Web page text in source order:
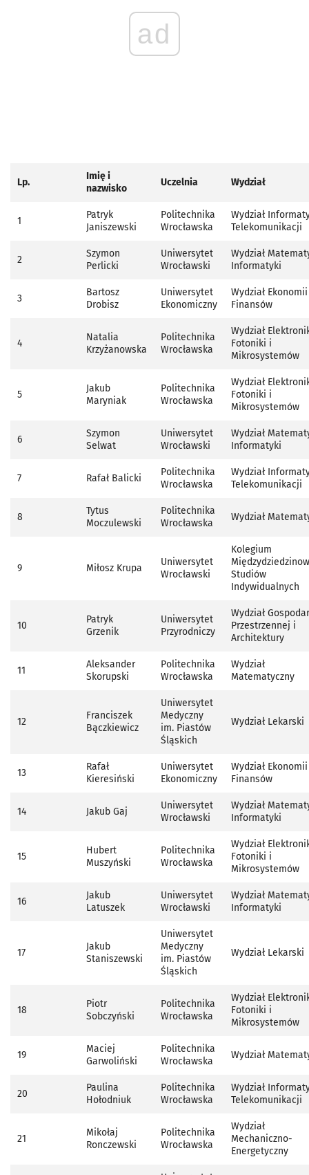
ad
Lp.
Imię i
nazwisko
Uczelnia Wydział
1
Patryk
Janiszewski
Politechnika
Wrocławska
Wydział
Telekomunikacji
2
Szymon
Perlicki
Uniwersytet
Wrocławski
Wydział
Informatyki
3
Bartosz
Drobisz
Uniwersytet
Ekonomiczny
Wydział
Finansów
4
Natalia
Krzyżanowska
Politechnika
Wrocławska
Wydział
Fotoniki i
Mikrosystemów
5
Jakub
Maryniak
Politechnika
Wrocławska
Wydział
Fotoniki i
Mikrosystemów
6
Szymon
Selwat
Uniwersytet
Wrocławski
Wydział
Informatyki
7 Rafał Balicki
Politechnika
Wrocławska
Wydział
Telekomunikacji
8
Tytus
Moczulewski
Politechnika
Wrocławska
Wydział
9 Miłosz Krupa
Uniwersytet
Wrocławski
Kolegium
Studiów
Indywidualnych
10
Patryk
Grzenik
Uniwersytet
Przyrodniczy
Wydział
Przestrzennej i
Architektury
11
Aleksander
Skorupski
Politechnika
Wrocławska
Wydział
Matematyczny
12
Franciszek
Bączkiewicz
Uniwersytet
Medyczny
im. Piastów
Śląskich
Wydział Lekarski
13
Rafał
Kieresiński
Uniwersytet
Ekonomiczny
Wydział
Finansów
14 Jakub Gaj
Uniwersytet
Wrocławski
Wydział
Informatyki
15
Hubert
Muszyński
Politechnika
Wrocławska
Wydział
Fotoniki i
Mikrosystemów
16
Jakub
Latuszek
Uniwersytet
Wrocławski
Wydział
Informatyki
17
Jakub
Staniszewski
Uniwersytet
Medyczny
im. Piastów
Śląskich
Wydział Lekarski
18
Piotr
Sobczyński
Politechnika
Wrocławska
Wydział
Fotoniki i
Mikrosystemów
19
Maciej
Garwoliński
Politechnika
Wrocławska
Wydział
20
Paulina
Hołodniuk
Politechnika
Wrocławska
Wydział
Telekomunikacji
21
Mikołaj
Ronczewski
Politechnika
Wrocławska
Wydział
Mechaniczno-
Energetyczny